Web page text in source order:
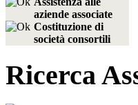
aziende associate
Costituzione di
società consortili
Ricerca